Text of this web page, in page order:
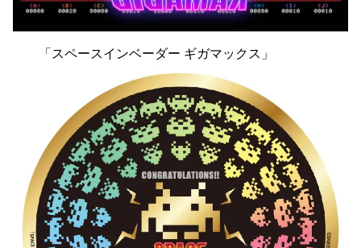
「スペースインベーダー ギガマックス」